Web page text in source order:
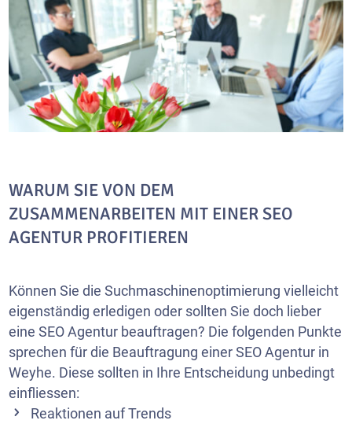
WARUM SIE VON DEM
ZUSAMMENARBEITEN MIT EINER SEO
AGENTUR PROFITIEREN
Können Sie die Suchmaschinenoptimierung vielleicht
eigenständig erledigen oder sollten Sie doch lieber
eine SEO Agentur beauftragen? Die folgenden Punkte
sprechen für die Beauftragung einer SEO Agentur in
Weyhe. Diese sollten in Ihre Entscheidung unbedingt
einfliessen:
Reaktionen auf Trends